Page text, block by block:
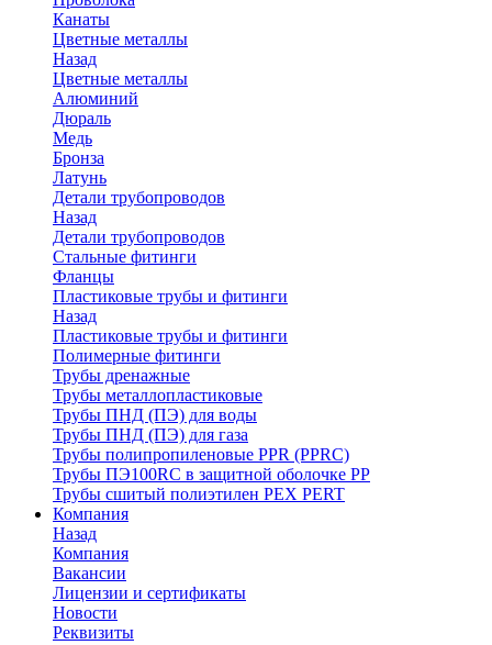
Канаты
Цветные металлы
Назад
Цветные металлы
Алюминий
Дюраль
Медь
Бронза
Латунь
Детали трубопроводов
Назад
Детали трубопроводов
Стальные фитинги
Фланцы
Пластиковые трубы и фитинги
Назад
Пластиковые трубы и фитинги
Полимерные фитинги
Трубы дренажные
Трубы металлопластиковые
Трубы ПНД (ПЭ) для воды
Трубы ПНД (ПЭ) для газа
Трубы полипропиленовые PPR (PPRC)
Трубы ПЭ100RC в защитной оболочке PP
Трубы сшитый полиэтилен PEX PERT
Компания
Назад
Компания
Вакансии
Лицензии и сертификаты
Новости
Реквизиты